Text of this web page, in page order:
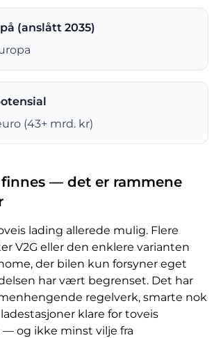
(anslått 2035)
(43+ mrd. kr)
— det er rammene
lading allerede mulig. Flere
V2G eller den enklere varianten
der bilen kun forsyner eget
har vært begrenset. Det har
regelverk, smarte nok
klare for toveis
og ikke minst vilje fra